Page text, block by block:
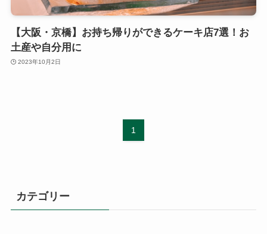
【大阪・京橋】お持ち帰りができるケーキ店7選！お
土産や自分用に
2023年10月2日
1
カテゴリー